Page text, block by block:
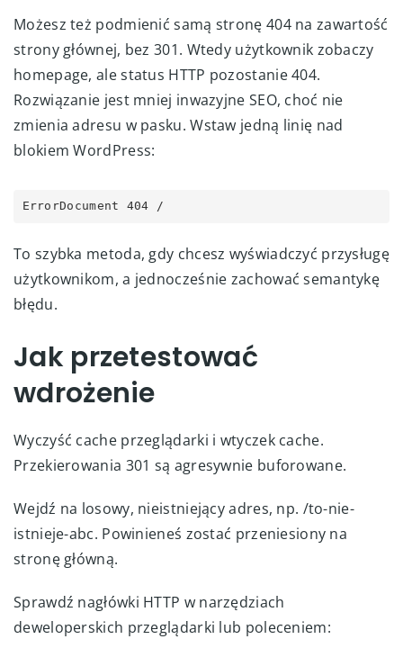
Możesz też podmienić samą stronę 404 na zawartość
strony głównej, bez 301. Wtedy użytkownik zobaczy
homepage, ale status HTTP pozostanie 404.
Rozwiązanie jest mniej inwazyjne SEO, choć nie
zmienia adresu w pasku. Wstaw jedną linię nad
blokiem WordPress:
ErrorDocument 404 /
To szybka metoda, gdy chcesz wyświadczyć przysługę
użytkownikom, a jednocześnie zachować semantykę
błędu.
Jak przetestować
wdrożenie
Wyczyść cache przeglądarki i wtyczek cache.
Przekierowania 301 są agresywnie buforowane.
Wejdź na losowy, nieistniejący adres, np. /to-nie-
istnieje-abc. Powinieneś zostać przeniesiony na
stronę główną.
Sprawdź nagłówki HTTP w narzędziach
deweloperskich przeglądarki lub poleceniem: